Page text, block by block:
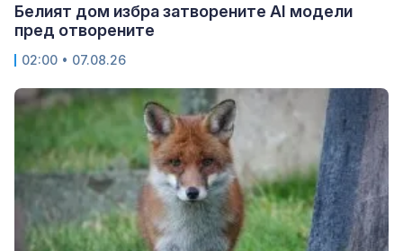
Белият дом избра затворените AI модели
пред отворените
02:00 • 07.08.26